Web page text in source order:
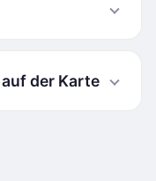
der Karte